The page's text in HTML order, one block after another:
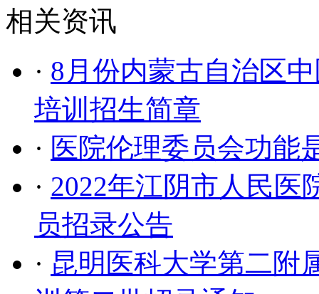
相关资讯
· 8月份内蒙古自治区
培训招生简章
· 医院伦理委员会功能
· 2022年江阴市人民医
员招录公告
· 昆明医科大学第二附